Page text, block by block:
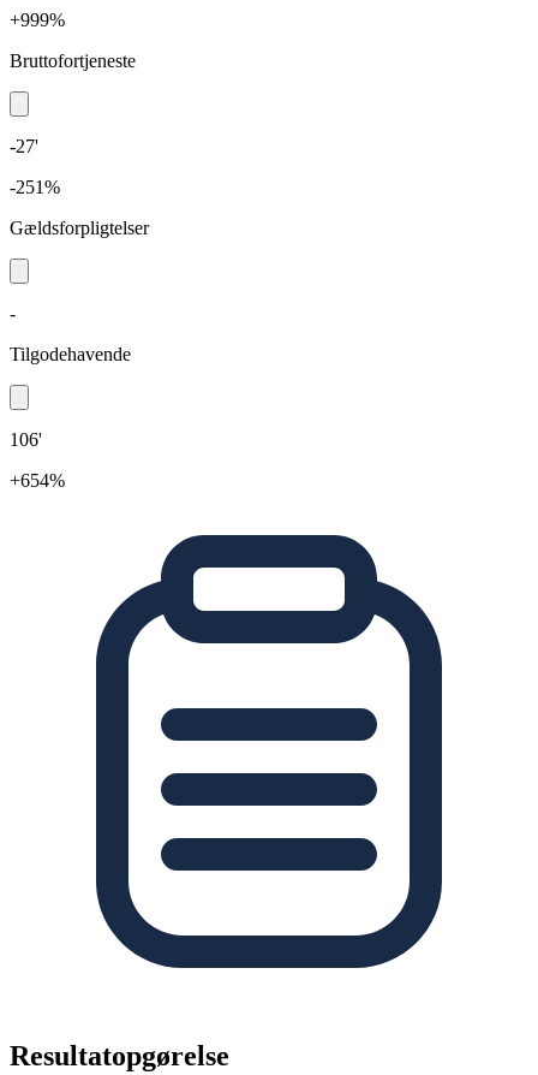
+999%
Bruttofortjeneste
-27'
-251%
Gældsforpligtelser
-
Tilgodehavende
106'
+654%
Resultatopgørelse